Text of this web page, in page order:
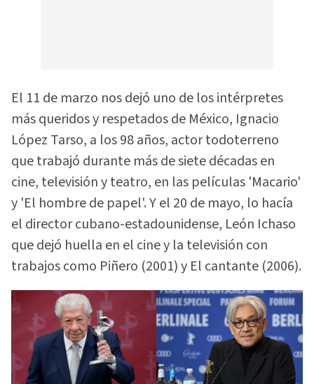
El 11 de marzo nos dejó uno de los intérpretes
más queridos y respetados de México, Ignacio
López Tarso, a los 98 años, actor todoterreno
que trabajó durante más de siete décadas en
cine, televisión y teatro, en las películas 'Macario'
y 'El hombre de papel'. Y el 20 de mayo, lo hacía
el director cubano-estadounidense, León Ichaso
que dejó huella en el cine y la televisión con
trabajos como Piñero (2001) y El cantante (2006).